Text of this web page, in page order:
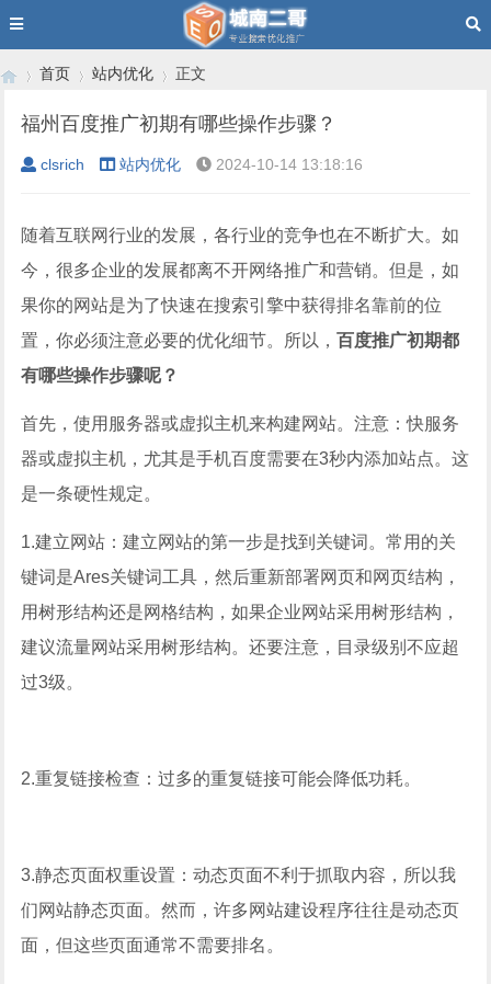
›
首页
›
站内优化
›
正文
福州百度推广初期有哪些操作步骤？
clsrich 站内优化 2024-10-14 13:18:16
随着互联网行业的发展，各行业的竞争也在不断扩大。如
今，很多企业的发展都离不开网络推广和营销。但是，如
果你的网站是为了快速在搜索引擎中获得排名靠前的位
置，你必须注意必要的优化细节。所以，百度推广初期都
有哪些操作步骤呢？
首先，使用服务器或虚拟主机来构建网站。注意：快服务
器或虚拟主机，尤其是手机百度需要在3秒内添加站点。这
是一条硬性规定。
1.建立网站：建立网站的第一步是找到关键词。常用的关
键词是Ares关键词工具，然后重新部署网页和网页结构，
用树形结构还是网格结构，如果企业网站采用树形结构，
建议流量网站采用树形结构。还要注意，目录级别不应超
过3级。
2.重复链接检查：过多的重复链接可能会降低功耗。
3.静态页面权重设置：动态页面不利于抓取内容，所以我
们网站静态页面。然而，许多网站建设程序往往是动态页
面，但这些页面通常不需要排名。